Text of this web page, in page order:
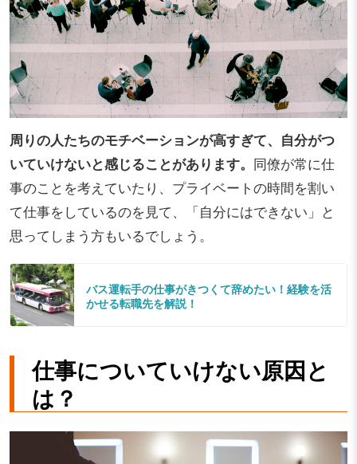
周りの人たちのモチベーションが高すぎて、自分がつ
いていけないと感じることがあります。 同僚が常に仕
事のことを考えていたり、プライベートの時間を割い
て仕事をしているのを見て、「自分にはできない」と
思ってしまう方もいるでしょう。
バス運転手の仕事がきつくて辞めたい！経験を活
かせる転職先を解説！
仕事についていけない原因と
は？